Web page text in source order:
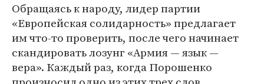
Обращаясь к народу, лидер партии
«Европейская солидарность» предлагает
им что-то проверить, после чего начинает
скандировать лозунг «Армия — язык —
вера». Каждый раз, когда Порошенко